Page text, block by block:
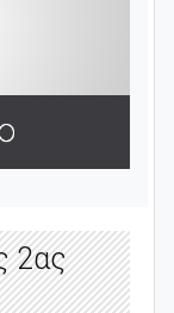
2ας